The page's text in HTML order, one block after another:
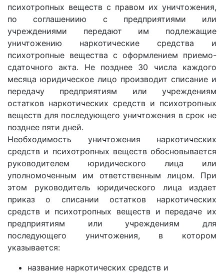
психотропных веществ с правом их уничтожения,
по coглашениию с предприятиями или
учреждениями передают им подлежащие
уничтожению наркотические средства и
психотропные вещества с оформлением приемо-
сдаточного акта. Не позднее 30 числа каждого
месяца юридическое лицо производит списание и
передачу предприятиям или учреждениям
остатков наркотических средств и психотропных
веществ для последующего уничтожения в срок не
позднее пяти дней.
Необходимость уничтожения наркотических
средств и психотропных веществ обосновывается
руководителем юридического лица или
уполномоченным им ответственным лицом. При
этом руководитель юридического лица издает
приказ о списании остатков наркотических
средств и психотропных веществ и передаче их
предприятиям или учреждениям для
последующего уничтожения, в котором
указывается:
название наркотических средств и